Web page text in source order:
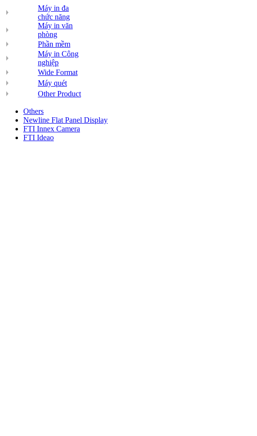
Máy in đa
chức năng
Máy in văn
phòng
Phần mềm
Máy in Công
nghiệp
Wide Format
Máy quét
Other Product
Others
Newline Flat Panel Display
FTI Innex Camera
FTI Ideao